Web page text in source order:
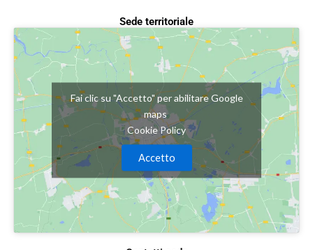
Sede territoriale
Fai clic su "Accetto" per abilitare Google
maps
Cookie Policy
Accetto